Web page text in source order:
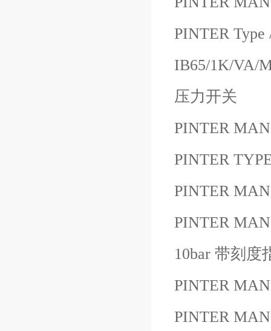
PINTER
IB65/1K/VA/
压力开关
PINTER
PINTER
PINTER
PINTER
10bar 带刻度
PINTER
PINTER